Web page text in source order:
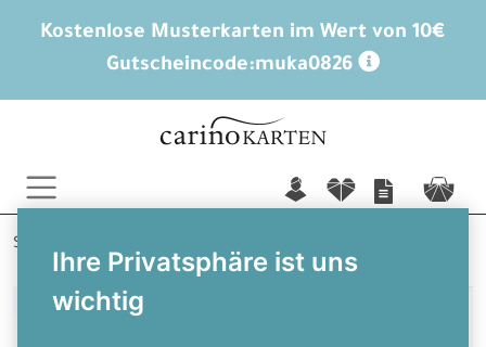
Kostenlose Musterkarten im Wert von 10€
Gutscheincode:muka0826
Ihre Privatsphäre ist uns
wichtig
n f c
Startseite
Hochzeitsaccessoires